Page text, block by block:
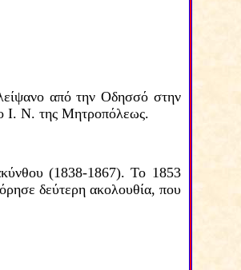
από την Οδησσό στην
Ι. Ν. της Μητροπόλεως.
(1838-1867).Το 1853
δεύτερη ακολουθία, που